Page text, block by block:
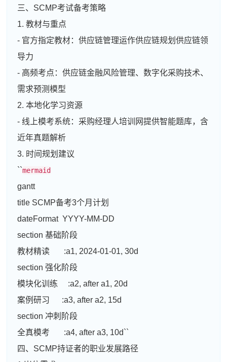
三、SCMP考试备考策略
1. 教材与重点
- 官方指定教材：供应链管理运作供应链规划供应链领
导力
- 高频考点：供应链金融风险管理、数字化采购技术、
需求预测模型
2. 本地化学习资源
- 线上模考系统：采购经理人培训网提供智能题库，含
近年真题解析
3. 时间规划建议
``mermaid
gantt
title SCMP备考3个月计划
dateFormat YYYY-MM-DD
section 基础阶段
教材精读 :a1, 2024-01-01, 30d
section 强化阶段
模块化训练 :a2, after a1, 20d
案例研习 :a3, after a2, 15d
section 冲刺阶段
全真模考 :a4, after a3, 10d``
四、SCMP持证者的职业发展路径